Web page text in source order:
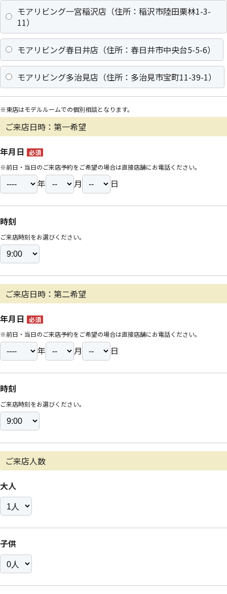
モアリビング一宮稲沢店（住所：稲沢市陸田栗林1-3-
11）
モアリビング春日井店（住所：春日井市中央台5-5-6）
モアリビング多治見店（住所：多治見市宝町11-39-1）
※東店はモデルルームでの個別相談となります。
ご来店日時：第一希望
年月日
必須
※前日・当日のご来店予約をご希望の場合は直接店舗にお電話ください。
年 月 日
時刻
ご来店時刻をお選びください。
ご来店日時：第二希望
年月日
必須
※前日・当日のご来店予約をご希望の場合は直接店舗にお電話ください。
年 月 日
時刻
ご来店時刻をお選びください。
ご来店人数
大人
子供